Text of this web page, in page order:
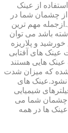
از عینک
از چشمان شما در
مهم ترین
باشد می توان
خورشید و پلاریزه
عینک های آفتابی
عینک هایی هستند
شده که میزان شدت
نشود.عینک های
شیمیایی
چشمان شما می
عینک ها در همه